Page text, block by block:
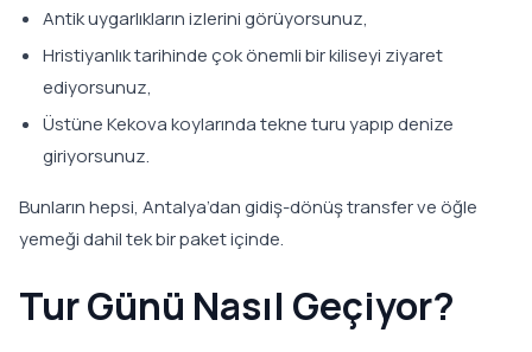
Antik uygarlıkların izlerini görüyorsunuz,
Hristiyanlık tarihinde çok önemli bir kiliseyi ziyaret
ediyorsunuz,
Üstüne Kekova koylarında tekne turu yapıp denize
giriyorsunuz.
Bunların hepsi, Antalya’dan gidiş-dönüş transfer ve öğle
yemeği dahil tek bir paket içinde.
Tur Günü Nasıl Geçiyor?